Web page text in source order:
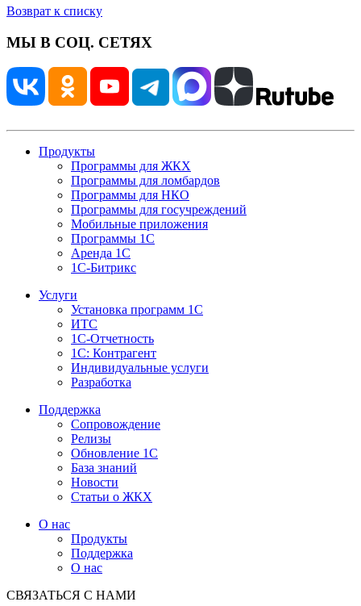
Возврат к списку
МЫ В СОЦ. СЕТЯХ
Продукты
Программы для ЖКХ
Программы для ломбардов
Программы для НКО
Программы для госучреждений
Мобильные приложения
Программы 1С
Аренда 1С
1С-Битрикс
Услуги
Установка программ 1С
ИТС
1С-Отчетность
1С: Контрагент
Индивидуальные услуги
Разработка
Поддержка
Сопровождение
Релизы
Обновление 1С
База знаний
Новости
Статьи о ЖКХ
О нас
Продукты
Поддержка
О нас
СВЯЗАТЬСЯ С НАМИ